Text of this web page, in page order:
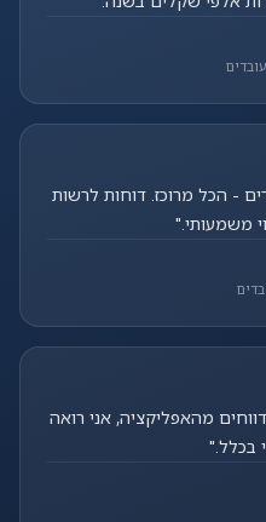
אתרים - הכל מרוכז. דוחות לרשות
משמעותי."
מדווחים מהאפליקציה, אני רואה
בכלל."